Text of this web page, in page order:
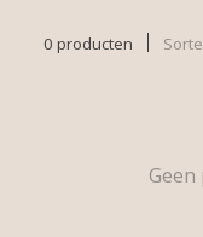
0 producten